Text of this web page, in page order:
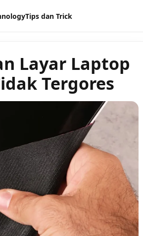
Tips dan Trick
Layar Laptop
Tergores